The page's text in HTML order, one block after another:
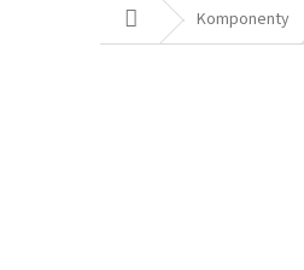
DomovKomponenty